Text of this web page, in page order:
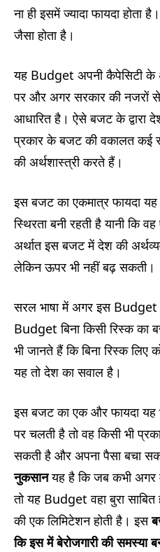
ना ही इसमें ज्यादा फायदा
जैसा होता है।
यह Budget अपनी कैपेसिटी के
पर और अगर सरकार की नजरों
आधारित है। ऐसे बजट के द्वारा
प्रकार के बजट की वकालत कई
की अर्थशास्त्री करते हैं।
इस बजट का एकमात्र फायदा
स्थिरता बनी रहती है यानी कि
अर्थात इस बजट में देश की
लेकिन ऊपर भी नहीं बढ़ सकती।
सरल भाषा में अगर इस Budget
Budget बिना किसी रिस्क का
भी जानते हैं कि बिना रिस्क लिए
यह तो देश का सवाल है।
इस बजट का एक और फायदा
पर चलती है तो वह किसी भी
सकती है और अपना पैसा बचा
नुकसानयह है कि जब कभी अगर
तो यह Budget वहा बुरा
की एक लिमिटेशन होती है। इस
कि इस में बेरोजगारी की समस्या